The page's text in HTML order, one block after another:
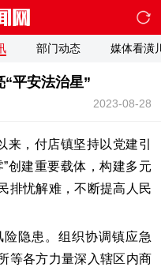
部门动态 媒体看潢
平安法治星”
2023-08-28
，付店镇坚持以党建引
创建重要载体，构建多元
排忧解难，不断提高人民
隐患。组织协调镇应急
等各方力量深入辖区内商